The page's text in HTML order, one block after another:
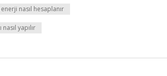
nasıl hesaplanır
nasıl yapılır